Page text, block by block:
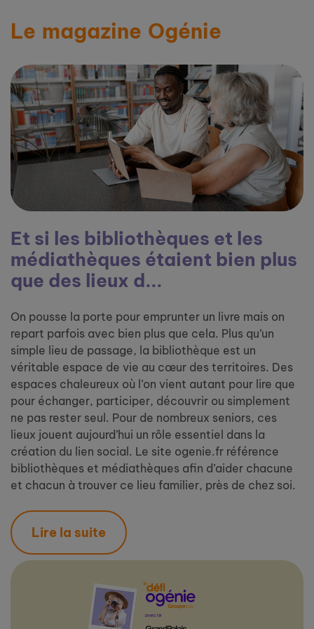
Le magazine Ogénie
Et si les bibliothèques et les
médiathèques étaient bien plus
que des lieux d...
On pousse la porte pour emprunter un livre mais on
repart parfois avec bien plus que cela. Plus qu’un
simple lieu de passage, la bibliothèque est un
véritable espace de vie au cœur des territoires. Des
espaces chaleureux où l’on vient autant pour lire que
pour échanger, participer, découvrir ou simplement
ne pas rester seul. Pour de nombreux seniors, ces
lieux jouent aujourd’hui un rôle essentiel dans la
création du lien social. Le site ogenie.fr référence
bibliothèques et médiathèques afin d’aider chacune
et chacun à trouver ce lieu familier, près de chez soi.
Lire la suite